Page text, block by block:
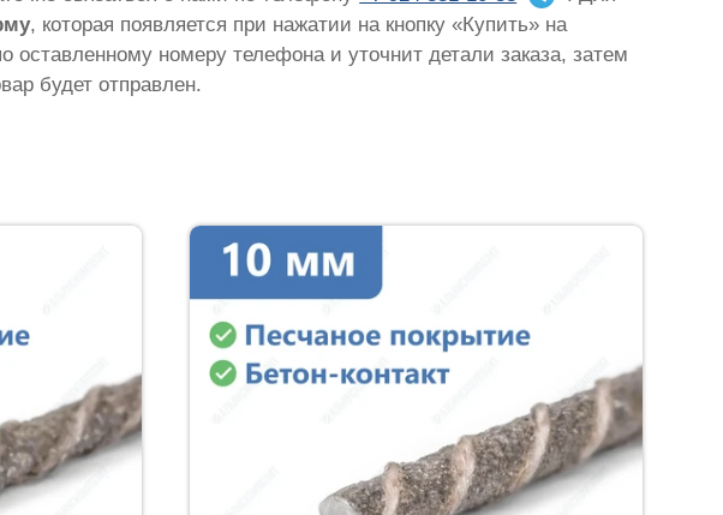
, которая появляется при нажатии на кнопку «Купить» на
оставленному номеру телефона и уточнит детали заказа, затем
будет отправлен.